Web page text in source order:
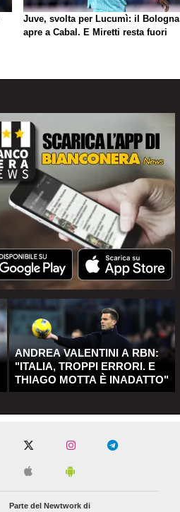
Juve, svolta per Lucumì: il Bologna
apre a Cabal. E Miretti resta fuori
ANDREA VALENTINI A RBN:
"ITALIA, TROPPI ERRORI. E
THIAGO MOTTA È INADATTO"
Parte del Newtwork di